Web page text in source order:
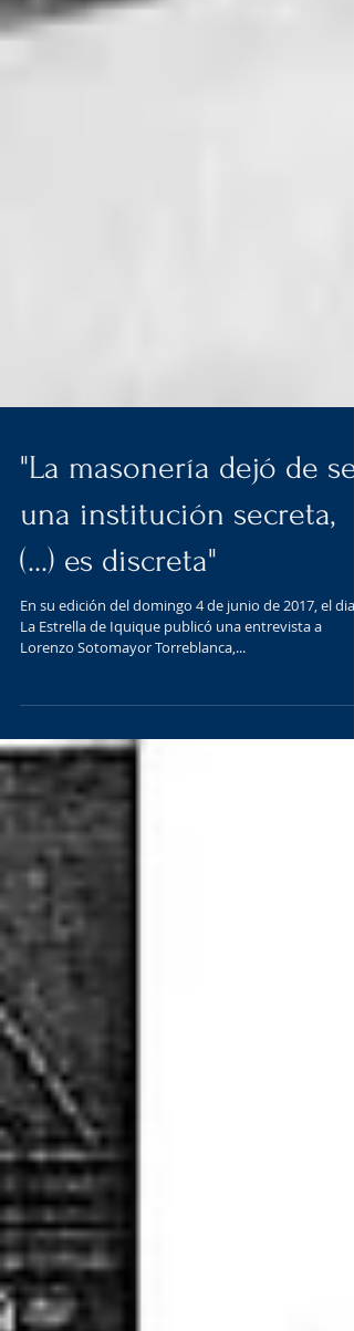
"La masonería dejó de ser
una institución secreta,
(...) es discreta"
En su edición del domingo 4 de junio de 2017, el
Lorenzo Sotomayor Torreblanca,...